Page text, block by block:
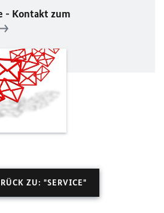
- Kontakt zum
ZU: "SERVICE"